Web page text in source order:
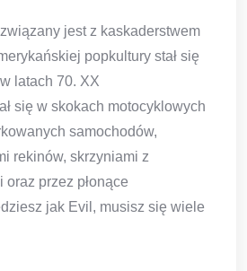
jest z kaskaderstwem
popkultury stał się
latach 70. XX
się w skokach motocyklowych
samochodów,
rekinów, skrzyniami z
przez płonące
jak Evil, musisz się wiele